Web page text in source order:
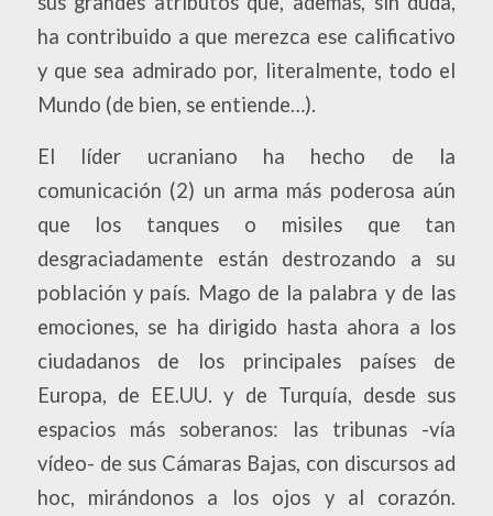
ha contribuido a que merezca ese calificativo
y que sea admirado por, literalmente, todo el
Mundo (de bien, se entiende…).
El líder ucraniano ha hecho de la
comunicación (2) un arma más poderosa aún
que los tanques o misiles que tan
desgraciadamente están destrozando a su
población y país. Mago de la palabra y de las
emociones, se ha dirigido hasta ahora a los
ciudadanos de los principales países de
Europa, de EE.UU. y de Turquía, desde sus
espacios más soberanos: las tribunas -vía
vídeo- de sus Cámaras Bajas, con discursos ad
hoc, mirándonos a los ojos y al corazón.